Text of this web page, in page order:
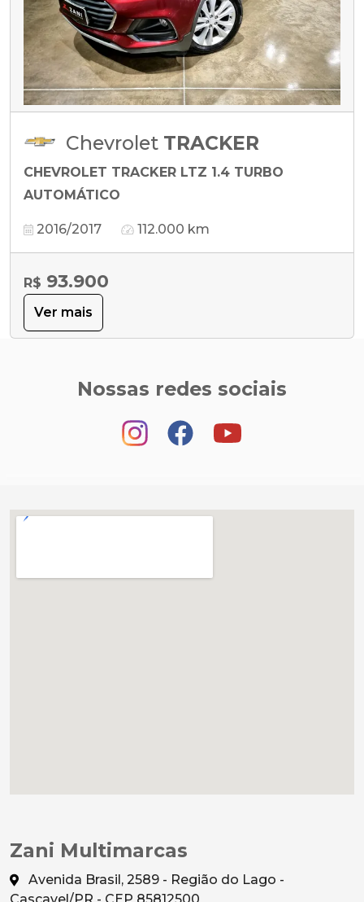
Chevrolet TRACKER
CHEVROLET TRACKER LTZ 1.4 TURBO
AUTOMÁTICO
2016/2017 112.000 km
R$ 93.900
Ver mais
Nossas redes sociais
Zani Multimarcas
Avenida Brasil, 2589 - Região do Lago -
Cascavel/PR - CEP 85812500